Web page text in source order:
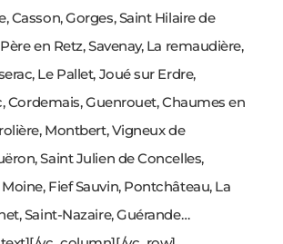
Casson, Gorges, Saint Hilaire de
en Retz, Savenay, La remaudière,
Le Pallet, Joué sur Erdre,
Cordemais, Guenrouet, Chaumes en
Montbert, Vigneux de
Saint Julien de Concelles,
Fief Sauvin, Pontchâteau, La
Saint-Nazaire, Guérande…